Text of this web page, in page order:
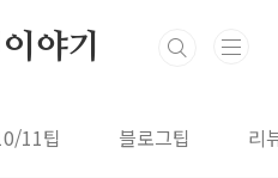
야기
11팁 블로그팁 리